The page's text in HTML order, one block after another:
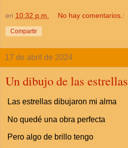
en 10:32 p.m. No hay comentarios.:
Compartir
17 de abril de 2024
Un dibujo de las estrellas
Las estrellas dibujaron mi alma
No quedé una obra perfecta
Pero algo de brillo tengo